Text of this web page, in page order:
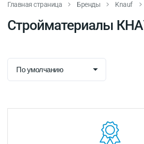
Главная страница Бренды Knauf
Стройматериалы